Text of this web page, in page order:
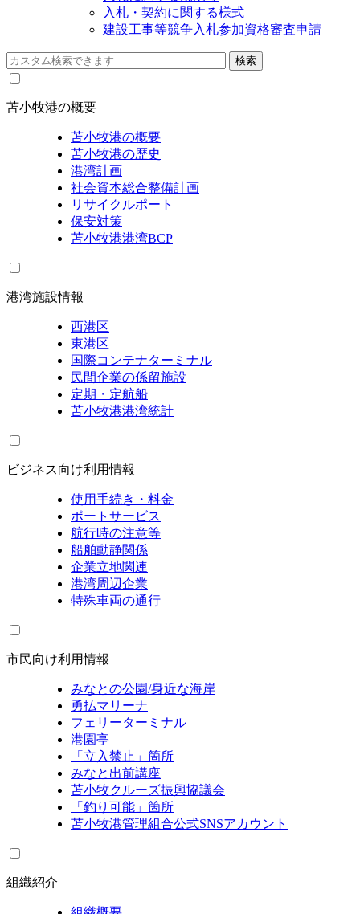
入札・契約に関する様式
建設工事等競争入札参加資格審査申請
苫小牧港の概要
苫小牧港の概要
苫小牧港の歴史
港湾計画
社会資本総合整備計画
リサイクルポート
保安対策
苫小牧港港湾BCP
港湾施設情報
西港区
東港区
国際コンテナターミナル
民間企業の係留施設
定期・定航船
苫小牧港港湾統計
ビジネス向け利用情報
使用手続き・料金
ポートサービス
航行時の注意等
船舶動静関係
企業立地関連
港湾周辺企業
特殊車両の通行
市民向け利用情報
みなとの公園/身近な海岸
勇払マリーナ
フェリーターミナル
港園亭
「立入禁止」箇所
みなと出前講座
苫小牧クルーズ振興協議会
「釣り可能」箇所
苫小牧港管理組合公式SNSアカウント
組織紹介